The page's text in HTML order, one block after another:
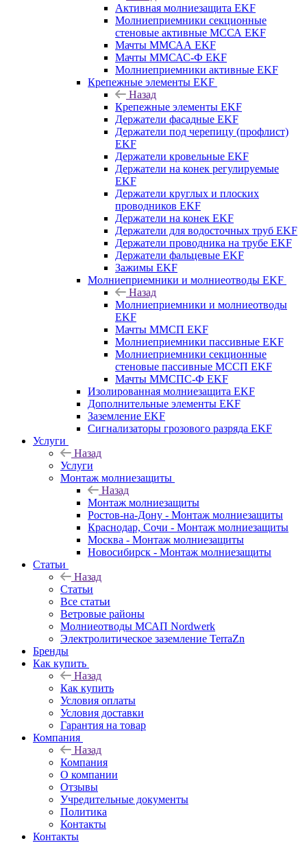
Активная молниезащита EKF
Молниеприемники секционные
стеновые активные МССА EKF
Мачты ММСАА EKF
Мачты ММСАС-Ф EKF
Молниеприемники активные EKF
Крепежные элементы EKF
Назад
Крепежные элементы EKF
Держатели фасадные EKF
Держатели под черепицу (профлист)
EKF
Держатели кровельные EKF
Держатели на конек регулируемые
EKF
Держатели круглых и плоских
проводников EKF
Держатели на конек EKF
Держатели для водосточных труб EKF
Держатели проводника на трубе EKF
Держатели фальцевые EKF
Зажимы EKF
Молниеприемники и молниеотводы EKF
Назад
Молниеприемники и молниеотводы
EKF
Мачты ММСП EKF
Молниеприемники пассивные EKF
Молниеприемники секционные
стеновые пассивные МССП EKF
Мачты ММСПС-Ф EKF
Изолированная молниезащита EKF
Дополнительные элементы EKF
Заземление EKF
Сигнализаторы грозового разряда EKF
Услуги
Назад
Услуги
Монтаж молниезащиты
Назад
Монтаж молниезащиты
Ростов-на-Дону - Монтаж молниезащиты
Краснодар, Сочи - Монтаж молниезащиты
Москва - Монтаж молниезащиты
Новосибирск - Монтаж молниезащиты
Статьи
Назад
Статьи
Все статьи
Ветровые районы
Молниеотводы МСАП Nordwerk
Электролитическое заземление TerraZn
Бренды
Как купить
Назад
Как купить
Условия оплаты
Условия доставки
Гарантия на товар
Компания
Назад
Компания
О компании
Отзывы
Учредительные документы
Политика
Контакты
Контакты